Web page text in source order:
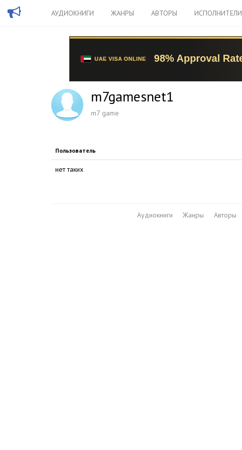
АУДИОКНИГИ ЖАНРЫ АВТОРЫ ИСПОЛНИТЕЛИ
m7gamesnet1
m7 game
Пользователь
нет таких
Аудиокниги Жанры Авторы